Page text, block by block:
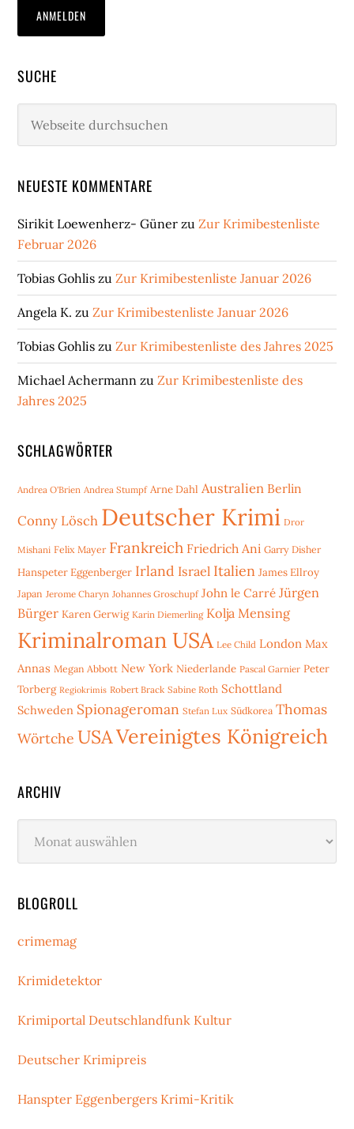
SUCHE
durchsuchen
NEUESTE KOMMENTARE
Sirikit Loewenherz- Güner zuZur Krimibestenliste
Februar 2026
Tobias Gohlis zuZur Krimibestenliste Januar 2026
Angela K. zuZur Krimibestenliste Januar 2026
Tobias Gohlis zuZur Krimibestenliste des Jahres 2025
Michael Achermann zuZur Krimibestenliste des
Jahres 2025
SCHLAGWÖRTER
Andrea O'Brien Andrea Stumpf Arne Dahl Australien Berlin
Conny Lösch Deutscher Krimi Dror
Mishani Felix Mayer Frankreich Friedrich Ani Garry Disher
Hanspeter Eggenberger Irland Israel Italien James Ellroy
Japan Jerome Charyn Johannes Groschupf John le Carré Jürgen
Bürger Karen Gerwig Karin Diemerling Kolja Mensing
Kriminalroman USA Lee Child London Max
Annas Megan Abbott New York Niederlande Pascal Garnier Peter
Torberg Regiokrimis Robert Brack Sabine Roth Schottland
Schweden Spionageroman Stefan Lux Südkorea Thomas
Wörtche USAVereinigtes Königreich
ARCHIV
BLOGROLL
crimemag
Krimidetektor
Krimiportal Deutschlandfunk Kultur
Deutscher Krimipreis
Hanspter Eggenbergers Krimi-Kritik